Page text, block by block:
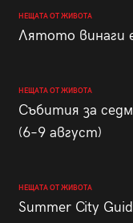
НЕЩАТА ОТ ЖИВОТА
Лятото винаги
НЕЩАТА ОТ ЖИВОТА
Събития за
(6–9 август)
НЕЩАТА ОТ ЖИВОТА
Summer City